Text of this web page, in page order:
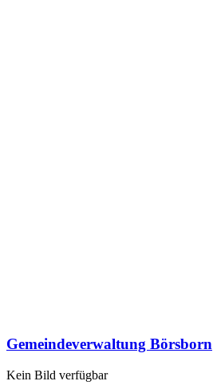
Gemeindeverwaltung Börsborn
Kein Bild verfügbar